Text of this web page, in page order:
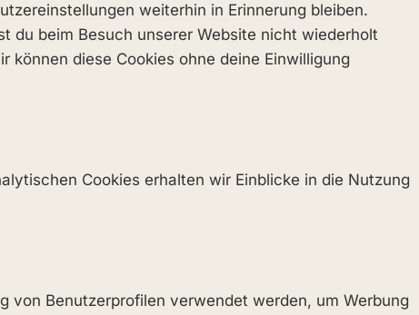
weiterhin in Erinnerung bleiben.
du beim Besuch unserer Website nicht wiederholt
können diese Cookies ohne deine Einwilligung
Cookies erhalten wir Einblicke in die Nutzung
von Benutzerprofilen verwendet werden, um Werbung